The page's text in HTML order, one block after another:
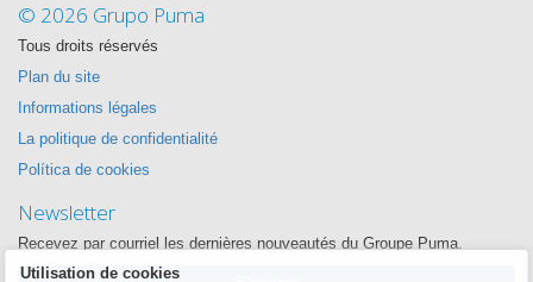
© 2026 Grupo Puma
Tous droits réservés
Plan du site
Informations légales
La politique de confidentialité
Política de cookies
Newsletter
Recevez par courriel les dernières nouveautés du Groupe Puma.
Utilisation de cookies